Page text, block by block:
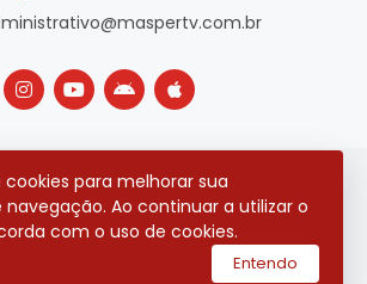
cookies para melhorar sua
navegação. Ao continuar a utilizar o
com o uso de cookies.
Entendo
Todos os direitos reservados.